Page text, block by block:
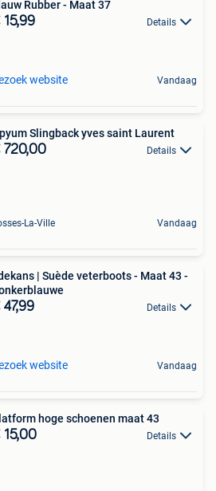
Rubber - Maat 37
Details
website Vandaag
Slingback yves saint Laurent
720,00 Details
La-Ville Vandaag
| Suède veterboots - Maat 43 -
Details
website Vandaag
hoge schoenen maat 43
15,00 Details